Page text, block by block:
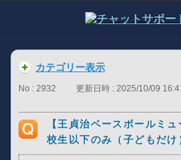
カテゴリー表示
No : 2932 更新日時 : 2025/10/09
【王貞治ベースボールミ
校生以下のみ（子どもだけ